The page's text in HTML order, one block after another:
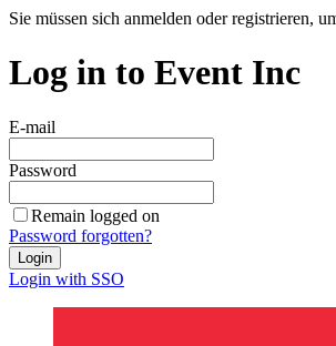
Sie müssen sich anmelden oder registrieren,
Log in to Event Inc
E-mail
Password
Remain logged on
Password forgotten?
Login
Login with SSO